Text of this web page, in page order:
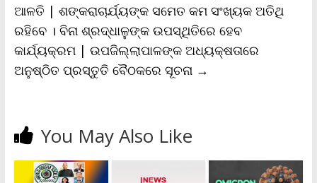
ଆଳତି | ଶଙ୍କରାଚାର୍ଯ୍ୟଙ୍କ ସମେତ କମ ସଂଖ୍ୟକ ଅତିଥି
ରହିବେ । ବିନା ଶ୍ରଦ୍ଧାଳୁଙ୍କ ଉପସ୍ଥିତିରେ ହେବ
କାର୍ଯ୍ୟକ୍ରମ | ଉପଜିଲ୍ଲାପାଳଙ୍କ ଅଧ୍ୟକ୍ଷତାରେ
ଅନୁଷ୍ଠିତ ପ୍ରସ୍ତୁତି ବୈଠକରେ ସୂଚନା →
You May Also Like